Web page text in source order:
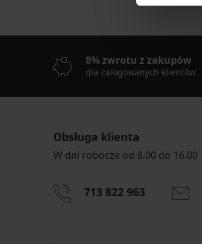
8% zwrotu z zakupów
dla zalogowanych klientów
Obsługa klienta
W dni robocze od 8.00 do 16.00
713 822 963